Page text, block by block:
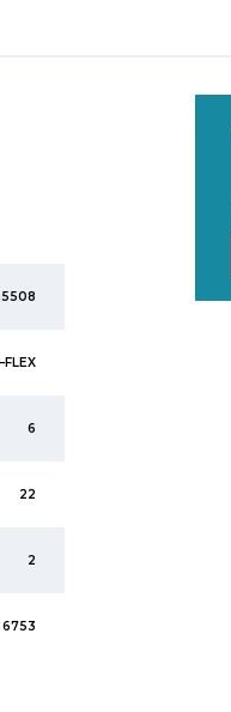
6
22
2
6753